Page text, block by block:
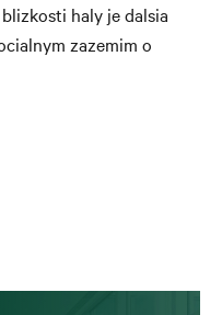
haly je dalsia
zazemim o